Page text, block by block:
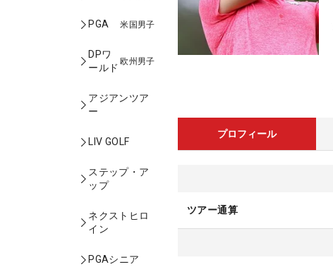
PGA 米国男子
DPワ
ールド
欧州男子
アジアンツア
ー
LIV GOLF
ステップ・ア
ップ
ネクストヒロ
イン
PGAシニア
プロフィール
ツアー通算